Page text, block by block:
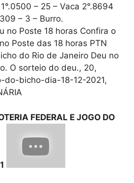
– 25 – Vaca 2°.8694
– 3 – Burro.
no Poste 18 horas Confira o
Poste das 18 horas PTN
do Rio de Janeiro Deu no
O sorteio do deu., 20,
do-bicho-dia-18-12-2021,
FEDERAL E JOGO DO